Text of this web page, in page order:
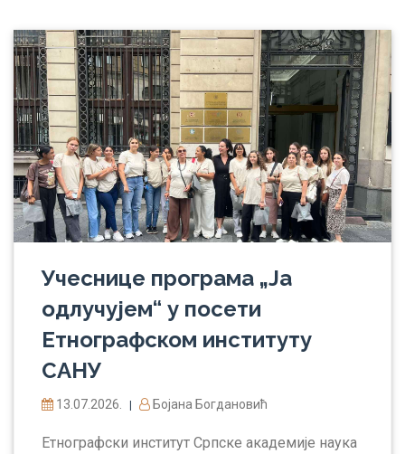
Учеснице програма „Ја
одлучујем“ у посети
Етнографском институту
САНУ
13.07.2026. Бојана Богдановић
Етнографски институт Српске академије наука